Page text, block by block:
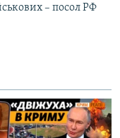
– посол РФ